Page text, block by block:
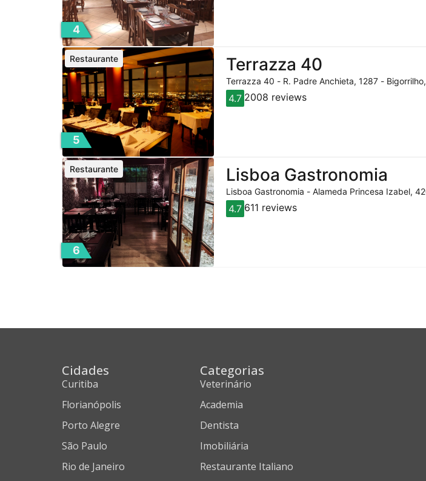
4
5
Terrazza 40
Restaurante
Terrazza 40 - R. Padre Anchieta, 1287 -
4.7 2008 reviews
6
Lisboa Gastronomia
Restaurante
Lisboa Gastronomia - Alameda Princesa Izabel,
4.7 611 reviews
Cidades
Curitiba
Florianópolis
Porto Alegre
São Paulo
Rio de Janeiro
Categorias
Veterinário
Academia
Dentista
Imobiliária
Restaurante Italiano